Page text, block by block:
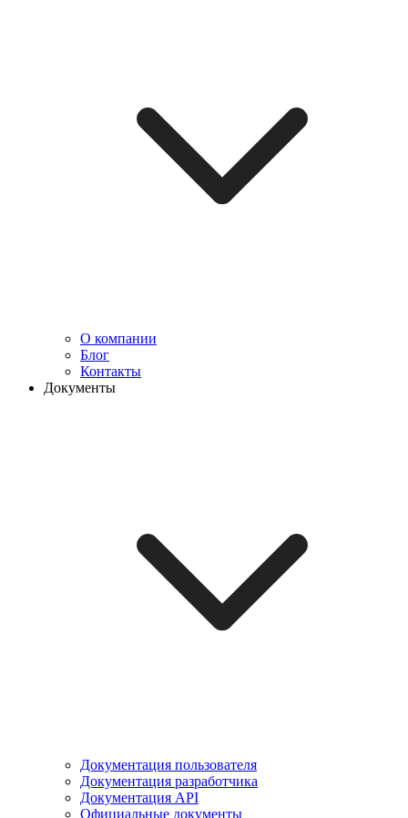
О компании
Блог
Контакты
Документы
Документация пользователя
Документация разработчика
Документация API
Официальные документы